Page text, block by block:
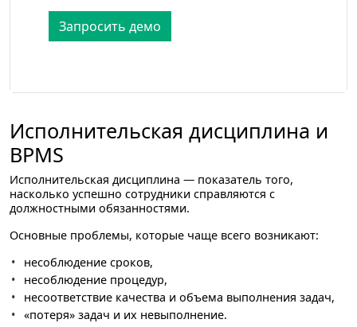
Запросить демо
Исполнительская дисциплина и
BPMS
Исполнительская дисциплина — показатель того,
насколько успешно сотрудники справляются с
должностными обязанностями.
Основные проблемы, которые чаще всего возникают:
несоблюдение сроков,
несоблюдение процедур,
несоответствие качества и объема выполнения задач,
«‎потеря»‎ задач и их невыполнение.